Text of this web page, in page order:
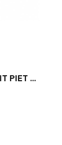
DEURKLINK MAT WIT PIET BOON PBT15/50 BM